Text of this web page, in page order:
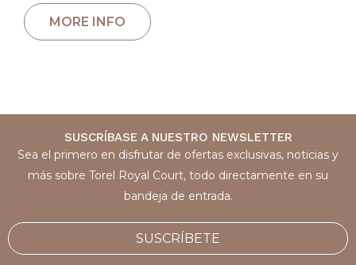
SUSCRÍBASE A NUESTRO NEWSLETTER
Sea el primero en disfrutar de ofertas exclusivas, noticias y
más sobre Torel Royal Court, todo directamente en su
bandeja de entrada.
SUSCRÍBETE